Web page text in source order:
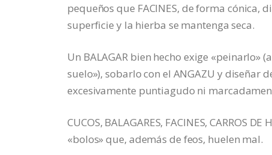
pequeños que FACINES, de forma cónica,
superficie y la hierba se mantenga seca.
Un BALAGAR bien hecho exige
suelo»), sobarlo con el ANGAZU y diseñar
excesivamente puntiagudo ni
CUCOS, BALAGARES, FACINES, CARROS
«bolos» que, además de feos, huelen mal.